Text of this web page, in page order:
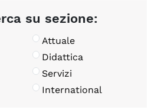
su sezione:
Attuale
Didattica
Servizi
International